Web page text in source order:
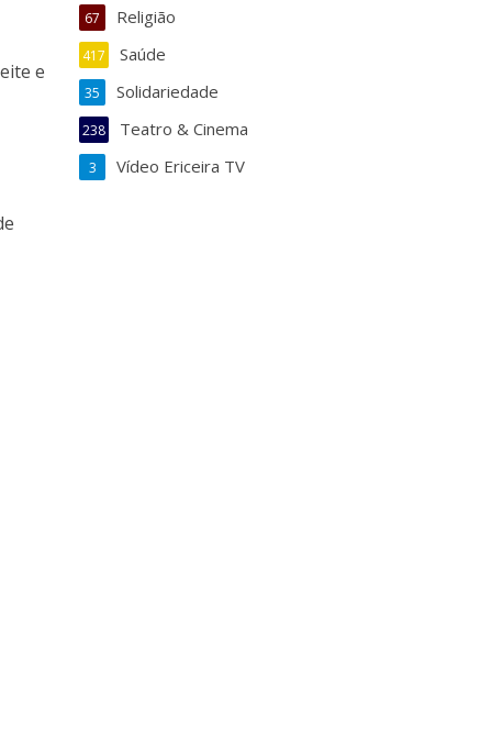
e
Religião
67
Saúde
417
Solidariedade
35
Teatro & Cinema
238
Vídeo Ericeira TV
3